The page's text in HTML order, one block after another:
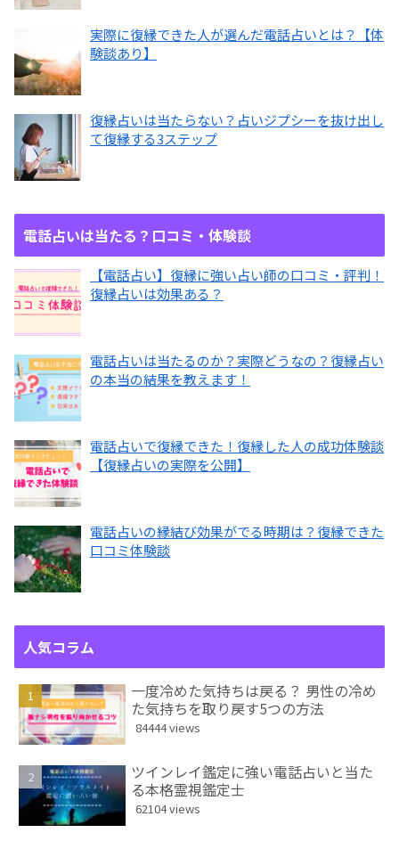
実際に復縁できた人が選んだ電話占いとは？【体
験談あり】
復縁占いは当たらない？占いジプシーを抜け出し
て復縁する3ステップ
電話占いは当たる？口コミ・体験談
【電話占い】復縁に強い占い師の口コミ・評判！
復縁占いは効果ある？
電話占いは当たるのか？実際どうなの？復縁占い
の本当の結果を教えます！
電話占いで復縁できた！復縁した人の成功体験談
【復縁占いの実際を公開】
電話占いの縁結び効果がでる時期は？復縁できた
口コミ体験談
人気コラム
一度冷めた気持ちは戻る？ 男性の冷め
た気持ちを取り戻す5つの方法
84444 views
ツインレイ鑑定に強い電話占いと当た
る本格霊視鑑定士
62104 views